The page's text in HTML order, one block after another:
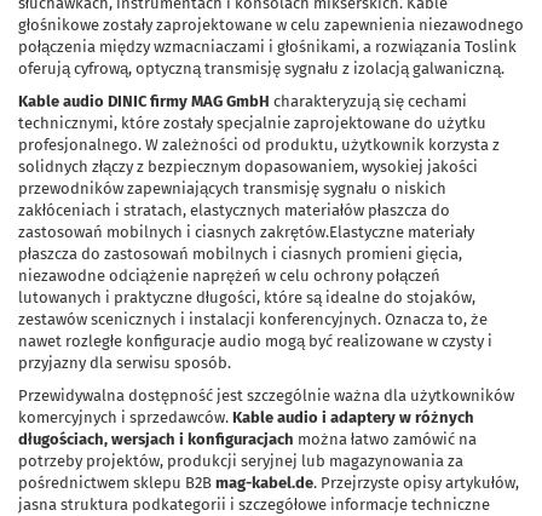
głośnikowe zostały zaprojektowane w celu zapewnienia niezawodnego
połączenia między wzmacniaczami i głośnikami, a rozwiązania Toslink
oferują cyfrową, optyczną transmisję sygnału z izolacją galwaniczną.
Kable audio DINIC firmy MAG GmbH charakteryzują się cechami
technicznymi, które zostały specjalnie zaprojektowane do użytku
profesjonalnego. W zależności od produktu, użytkownik korzysta z
solidnych złączy z bezpiecznym dopasowaniem, wysokiej jakości
przewodników zapewniających transmisję sygnału o niskich
zakłóceniach i stratach, elastycznych materiałów płaszcza do
zastosowań mobilnych i ciasnych zakrętów.Elastyczne materiały
płaszcza do zastosowań mobilnych i ciasnych promieni gięcia,
niezawodne odciążenie naprężeń w celu ochrony połączeń
lutowanych i praktyczne długości, które są idealne do stojaków,
zestawów scenicznych i instalacji konferencyjnych. Oznacza to, że
nawet rozległe konfiguracje audio mogą być realizowane w czysty i
przyjazny dla serwisu sposób.
Przewidywalna dostępność jest szczególnie ważna dla użytkowników
komercyjnych i sprzedawców. Kable audio i adaptery w różnych
długościach, wersjach i konfiguracjach można łatwo zamówić na
potrzeby projektów, produkcji seryjnej lub magazynowania za
pośrednictwem sklepu B2B mag-kabel.de. Przejrzyste opisy artykułów,
jasna struktura podkategorii i szczegółowe informacje techniczne